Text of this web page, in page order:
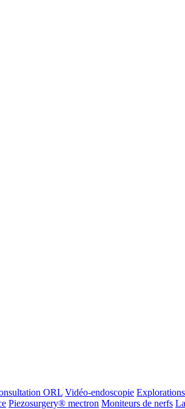
ORL Vidéo-endoscopie
Piezosurgery® mectron Moniteurs de nerfs